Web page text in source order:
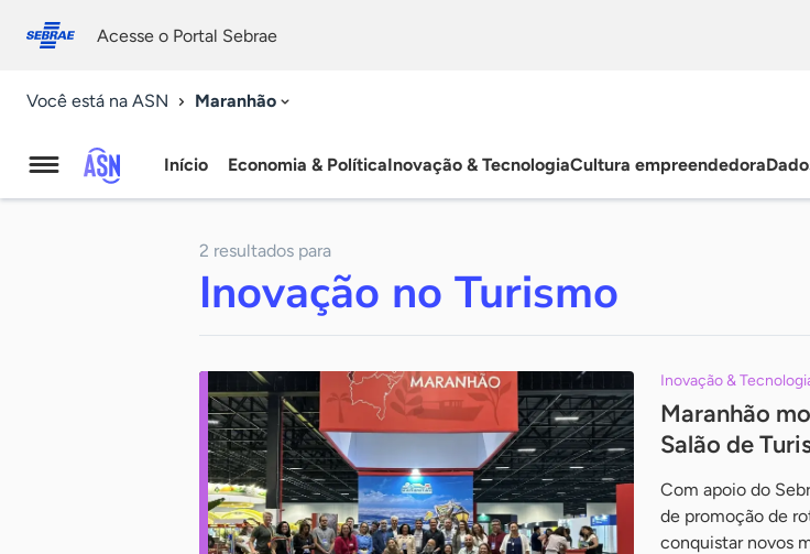
conosco
Acesse o Portal Sebrae
Você está na ASN Maranhão
Agência
Notícias
Início Economia & PolíticaInovação & TecnologiaCultura empreendedora
2 resultados para
Inovação no Turismo
Inovação &
Maranhão
Salão de
Com apoio do
de promoção de
conquistar novos